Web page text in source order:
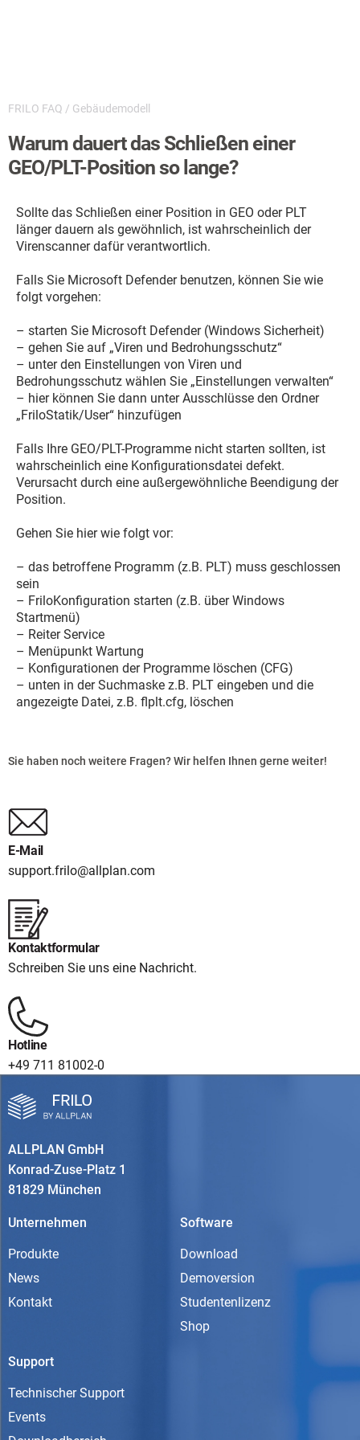
FRILO FAQ / Gebäudemodell
Warum dauert das Schließen einer
GEO/PLT-Position so lange?
Sollte das Schließen einer Position in GEO oder PLT
länger dauern als gewöhnlich, ist wahrscheinlich der
Virenscanner dafür verantwortlich.
Falls Sie Microsoft Defender benutzen, können Sie wie
folgt vorgehen:
– starten Sie Microsoft Defender (Windows Sicherheit)
– gehen Sie auf „Viren und Bedrohungsschutz“
– unter den Einstellungen von Viren und
Bedrohungsschutz wählen Sie „Einstellungen verwalten“
– hier können Sie dann unter Ausschlüsse den Ordner
„FriloStatik/User“ hinzufügen
Falls Ihre GEO/PLT-Programme nicht starten sollten, ist
wahrscheinlich eine Konfigurationsdatei defekt.
Verursacht durch eine außergewöhnliche Beendigung der
Position.
Gehen Sie hier wie folgt vor:
– das betroffene Programm (z.B. PLT) muss geschlossen
sein
– FriloKonfiguration starten (z.B. über Windows
Startmenü)
– Reiter Service
– Menüpunkt Wartung
– Konfigurationen der Programme löschen (CFG)
– unten in der Suchmaske z.B. PLT eingeben und die
angezeigte Datei, z.B. flplt.cfg, löschen
Sie haben noch weitere Fragen? Wir helfen Ihnen gerne weiter!
E-Mail
support.frilo@allplan.com
Kontaktformular
Schreiben Sie uns eine Nachricht.
Hotline
+49 711 81002-0
ALLPLAN GmbH
Konrad-Zuse-Platz 1
81829 München
Unternehmen
Produkte
News
Kontakt
Software
Download
Demoversion
Studentenlizenz
Shop
Support
Technischer Support
Events